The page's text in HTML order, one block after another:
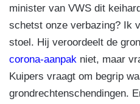
minister van VWS dit
schetst onze verbazing? Ik
stoel. Hij veroordeelt de
corona-aanpak niet, maar
Kuipers vraagt om begrip
grondrechtenschendingen.